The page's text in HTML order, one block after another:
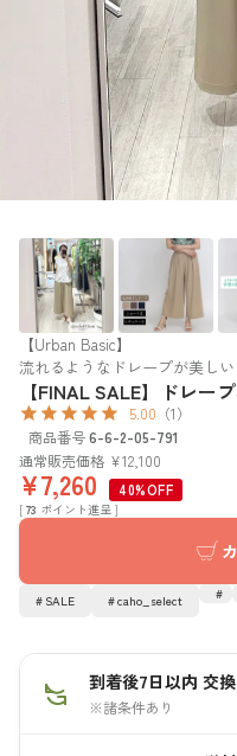
【Urban Basic】
流れるようなドレープが美し
【FINAL SALE】ドレー
5.00 （1）
商品番号6-6-2-05-791
通常販売価格 ¥12,100
¥7,260 40%OFF
[ 73 ポイント進呈 ]
SALE caho_select
到着後7日以内 交
※諸条件あり